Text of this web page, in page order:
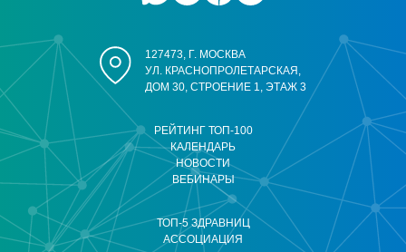
РЕЙТИНГ ТОП-100
КАЛЕНДАРЬ
НОВОСТИ
ВЕБИНАРЫ
ТОП-5 ЗДРАВНИЦ
АССОЦИАЦИЯ
127473, Г. МОСКВА
УЛ. КРАСНОПРОЛЕТАРСКАЯ,
ДОМ 30, СТРОЕНИЕ 1, ЭТАЖ 3